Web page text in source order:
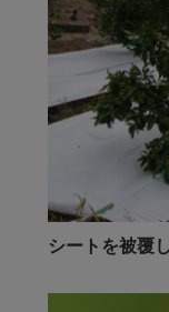
シートを被覆